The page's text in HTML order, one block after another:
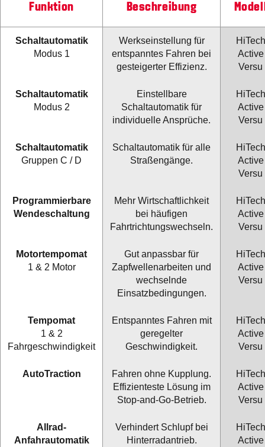
Funktion Beschreibung
Schaltautomatik
Modus 1
Werkseinstellung für
entspanntes Fahren bei
gesteigerter Effizienz.
HiTech
Active
Versu
Schaltautomatik
Modus 2
Einstellbare
Schaltautomatik für
individuelle Ansprüche.
HiTech
Active
Versu
Schaltautomatik
Gruppen C / D
Schaltautomatik für alle
Straßengänge.
HiTech
Active
Versu
Programmierbare
Wendeschaltung
Mehr Wirtschaftlichkeit
bei häufigen
Fahrtrichtungswechseln.
HiTech
Active
Versu
Motortempomat
1 & 2 Motor
Gut anpassbar für
Zapfwellenarbeiten und
wechselnde
Einsatzbedingungen.
HiTech
Active
Versu
Tempomat
1 & 2
Fahrgeschwindigkeit
Entspanntes Fahren mit
geregelter
Geschwindigkeit.
HiTech
Active
Versu
AutoTraction
Fahren ohne Kupplung.
Effizienteste Lösung im
Stop-and-Go-Betrieb.
HiTech
Active
Versu
Allrad-
Anfahrautomatik
Verhindert Schlupf bei
Hinterradantrieb.
HiTech
Active